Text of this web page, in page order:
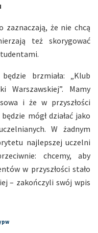
zaznaczają, że nie chcą
też skorygować
brzmiała: „Klub
Warszawskiej”. Mamy
i że w przyszłości
mógł działać jako
W żadnym
najlepszej uczelni
chcemy, aby
w przyszłości stało
– zakończyli swój wpis